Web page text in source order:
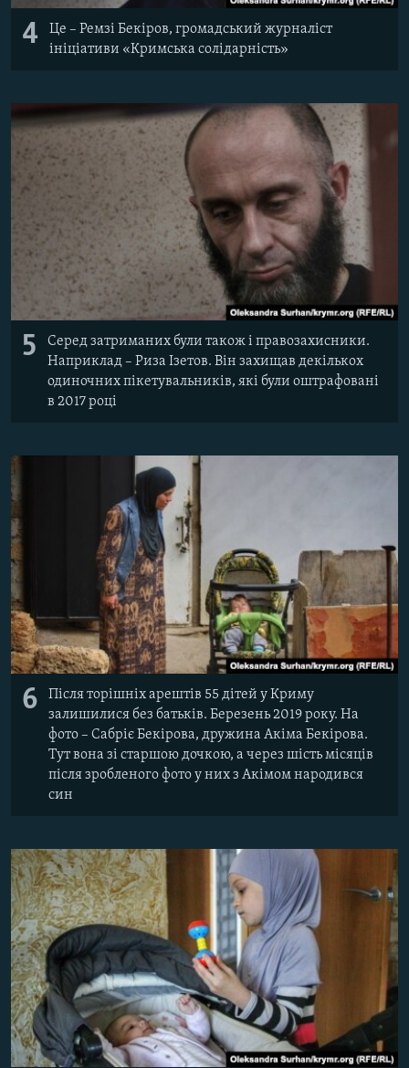
4
Це – Ремзі Бекіров, громадський журналіст
ініціативи «Кримська солідарність»
5
Серед затриманих були також і правозахисники.
Наприклад – Риза Ізетов. Він захищав декількох
одиночних пікетувальників, які були оштрафовані
в 2017 році
6
Після торішніх арештів 55 дітей у Криму
залишилися без батьків. Березень 2019 року. На
фото – Сабріє Бекірова, дружина Акіма Бекірова.
Тут вона зі старшою дочкою, а через шість місяців
після зробленого фото у них з Акімом народився
син